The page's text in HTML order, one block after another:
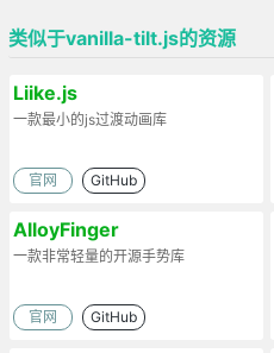
类似于vanilla-tilt.js的资源
Liike.js
一款最小的js过渡动画库
官网 GitHub
AlloyFinger
一款非常轻量的开源手势库
官网 GitHub